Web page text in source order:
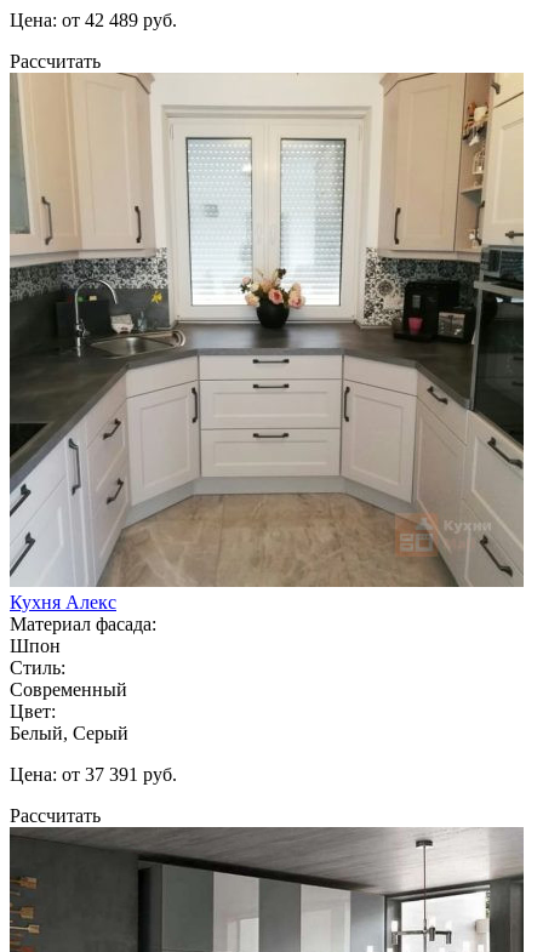
Цена: от 42 489 руб.
Рассчитать
Кухня Алекс
Материал фасада:
Шпон
Стиль:
Современный
Цвет:
Белый, Серый
Цена: от 37 391 руб.
Рассчитать